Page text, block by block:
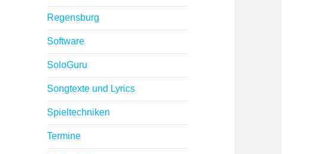
Regensburg
Software
SoloGuru
Songtexte und Lyrics
Spieltechniken
Termine